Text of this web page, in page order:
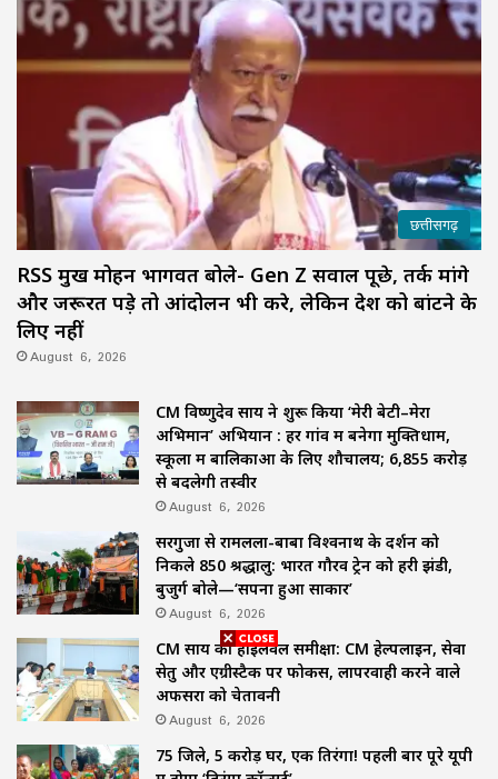
छत्तीसगढ़
RSS प्रमुख मोहन भागवत बोले- Gen Z सवाल पूछे, तर्क मांगे
और जरूरत पड़े तो आंदोलन भी करे, लेकिन देश को बांटने के
लिए नहीं
August 6, 2026
CM विष्णुदेव साय ने शुरू किया ‘मेरी बेटी–मेरा
अभिमान’ अभियान : हर गांव में बनेगा मुक्तिधाम,
स्कूलों में बालिकाओं के लिए शौचालय; 6,855 करोड़
से बदलेगी तस्वीर
August 6, 2026
सरगुजा से रामलला-बाबा विश्वनाथ के दर्शन को
निकले 850 श्रद्धालु: भारत गौरव ट्रेन को हरी झंडी,
बुजुर्ग बोले—‘सपना हुआ साकार’
August 6, 2026
CM साय की हाईलेवल समीक्षा: CM हेल्पलाइन, सेवा
सेतु और एग्रीस्टैक पर फोकस, लापरवाही करने वाले
अफसरों को चेतावनी
August 6, 2026
75 जिले, 5 करोड़ घर, एक तिरंगा! पहली बार पूरे यूपी